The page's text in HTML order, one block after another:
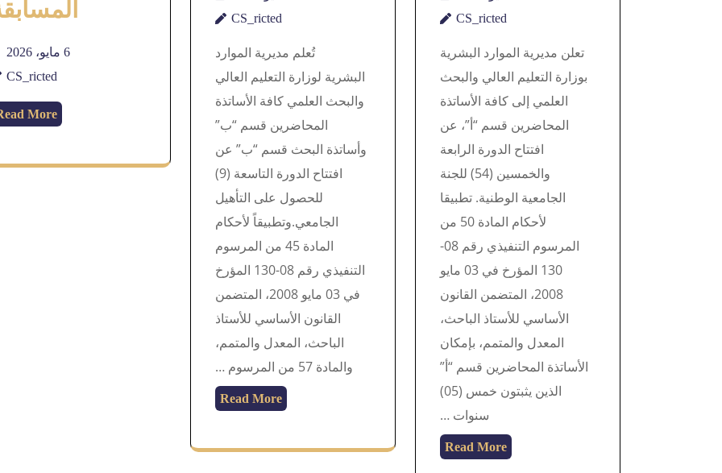
CS_ricted
تعلن مديرية الموارد البشرية
بوزارة التعليم العالي والبحث
العلمي إلى كافة الأساتذة
المحاضرين قسم “أ”، عن
افتتاح الدورة الرابعة
والخمسين (54) للجنة
الجامعية الوطنية. تطبيقا
لأحكام المادة 50 من
المرسوم التنفيذي رقم 08-
130 المؤرخ في 03 مايو
2008، المتضمن القانون
الأساسي للأستاذ الباحث،
المعدل والمتمم، بإمكان
الأساتذة المحاضرين قسم “أ”
الذين يثبتون خمس (05)
سنوات …
Read More
CS_ricted
تُعلم مديرية الموارد
البشرية لوزارة التعليم العالي
والبحث العلمي كافة الأساتذة
المحاضرين قسم “ب”
وأساتذة البحث قسم “ب” عن
افتتاح الدورة التاسعة (9)
للحصول على التأهيل
الجامعي.وتطبيقاً لأحكام
المادة 45 من المرسوم
التنفيذي رقم 08-130 المؤرخ
في 03 مايو 2008، المتضمن
القانون الأساسي للأستاذ
الباحث، المعدل والمتمم،
والمادة 57 من المرسوم …
Read More
6 مايو، 2026
CS_ricted
More